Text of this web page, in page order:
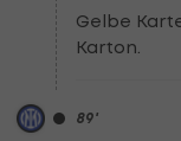
Gelbe
Karton.
89'